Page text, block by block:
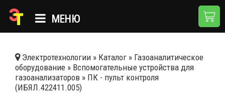
МЕНЮ
КАТАЛОГ
О КОМПАНИИ
Электротехнологии » Каталог » Газоаналитическое
оборудование » Вспомогательные устройства для
газоанализаторов » ПК - пульт контроля
(ИБЯЛ.422411.005)